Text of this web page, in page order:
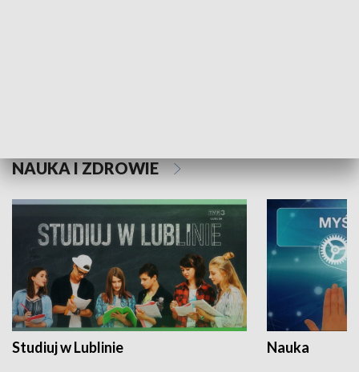
NAUKA I ZDROWIE
Studiuj w Lublinie Nauka